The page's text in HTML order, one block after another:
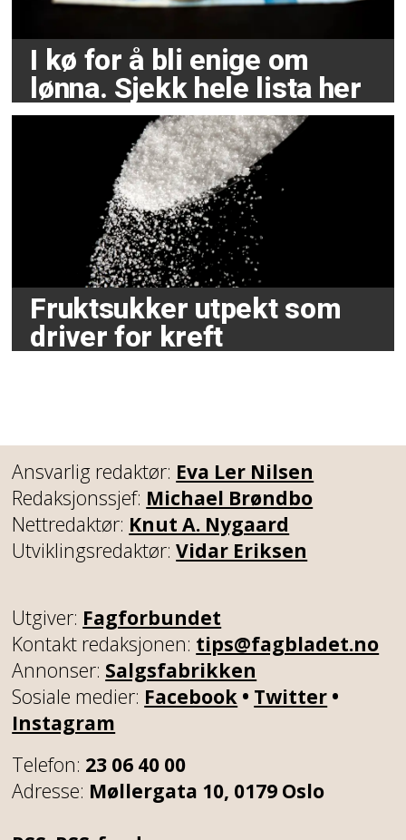
I kø for å bli enige om
lønna. Sjekk hele lista her
Fruktsukker utpekt som
driver for kreft
Ansvarlig redaktør: Eva Ler Nilsen
Redaksjonssjef: Michael Brøndbo
Nettredaktør: Knut A. Nygaard
Utviklingsredaktør:Vidar Eriksen
Utgiver: Fagforbundet
Kontakt redaksjonen: tips@fagbladet.no
Annonser: Salgsfabrikken
Sosiale medier: Facebook • Twitter •
Instagram
Telefon: 23 06 40 00
Adresse: Møllergata 10, 0179 Oslo